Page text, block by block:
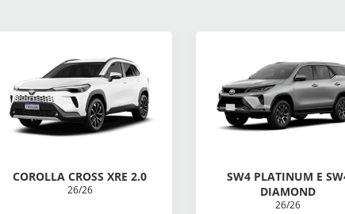
COROLLA CROSS XRE 2.0
26/26
SW4 PLATINUM E
DIAMOND
26/26